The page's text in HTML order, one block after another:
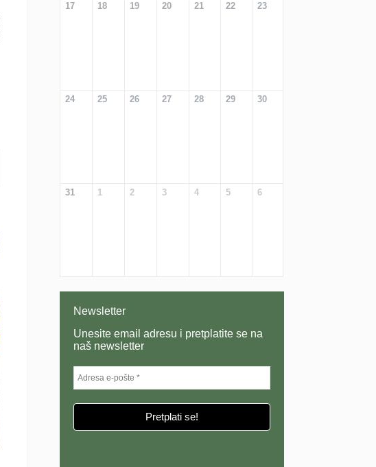
17 18 19 20 21 22 23
24 25 26 27 28 29 30
31 1 2 3 4 5 6
Newsletter
Unesite email adresu i pretplatite se na
naš newsletter